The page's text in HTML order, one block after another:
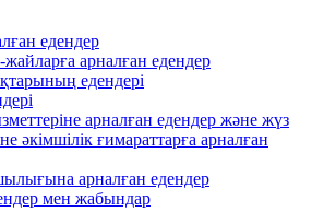
едендер
жайларға арналған едендер
едендері
арналған едендер және жүз
әкімшілік ғимараттарға арналған
арналған едендер
мен жабындар